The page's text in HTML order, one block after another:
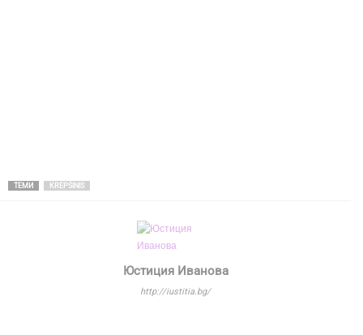
ТЕМИ KREPŠINIS
Юстиция Иванова
http://iustitia.bg/